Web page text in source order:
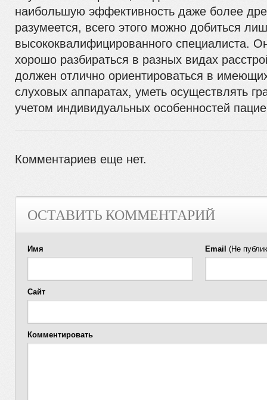
наибольшую эффективность даже более
разумеется, всего этого можно добиться
высококвалифицированного специалиста.
хорошо разбираться в разных видах
должен отлично ориентироваться в
слуховых аппаратах, уметь осуществлять
учетом индивидуальных особенностей
Комментариев еще нет.
ОСТАВИТЬ КОММЕНТАРИЙ
Имя Email (Не
Сайт
Комментировать